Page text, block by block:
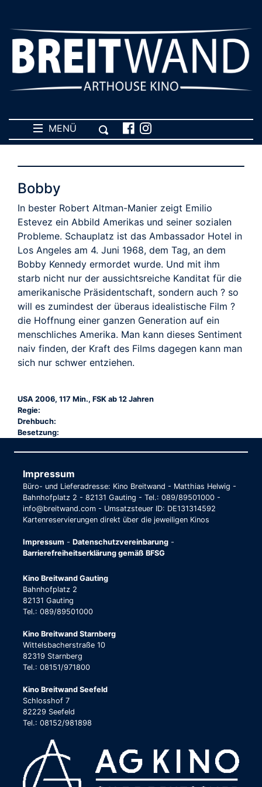
MENÜ
Bobby
In bester Robert Altman-Manier zeigt Emilio
Estevez ein Abbild Amerikas und seiner sozialen
Probleme. Schauplatz ist das Ambassador Hotel in
Los Angeles am 4. Juni 1968, dem Tag, an dem
Bobby Kennedy ermordet wurde. Und mit ihm
starb nicht nur der aussichtsreiche Kanditat für die
amerikanische Präsidentschaft, sondern auch ? so
will es zumindest der überaus idealistische Film ?
die Hoffnung einer ganzen Generation auf ein
menschliches Amerika. Man kann dieses Sentiment
naiv finden, der Kraft des Films dagegen kann man
sich nur schwer entziehen.
USA 2006, 117 Min., FSK ab 12 Jahren
Regie:
Drehbuch:
Besetzung:
Impressum
Büro- und Lieferadresse: Kino Breitwand - Matthias Helwig -
Bahnhofplatz 2 - 82131 Gauting - Tel.: 089/89501000 -
info@breitwand.com - Umsatzsteuer ID: DE131314592
Kartenreservierungen direkt über die jeweiligen Kinos
Impressum - Datenschutzvereinbarung -
Barrierefreiheitserklärung gemäß BFSG
Kino Breitwand Gauting
Bahnhofplatz 2
82131 Gauting
Tel.: 089/89501000
Kino Breitwand Starnberg
Wittelsbacherstraße 10
82319 Starnberg
Tel.: 08151/971800
Kino Breitwand Seefeld
Schlosshof 7
82229 Seefeld
Tel.: 08152/981898